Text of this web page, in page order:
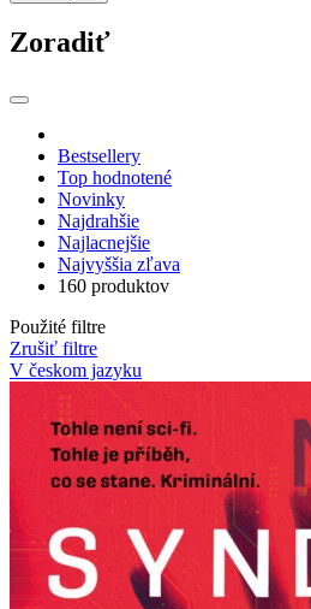
Zoradiť
Bestsellery
Top hodnotené
Novinky
Najdrahšie
Najlacnejšie
Najvyššia zľava
160 produktov
Použité filtre
Zrušiť filtre
V českom jazyku